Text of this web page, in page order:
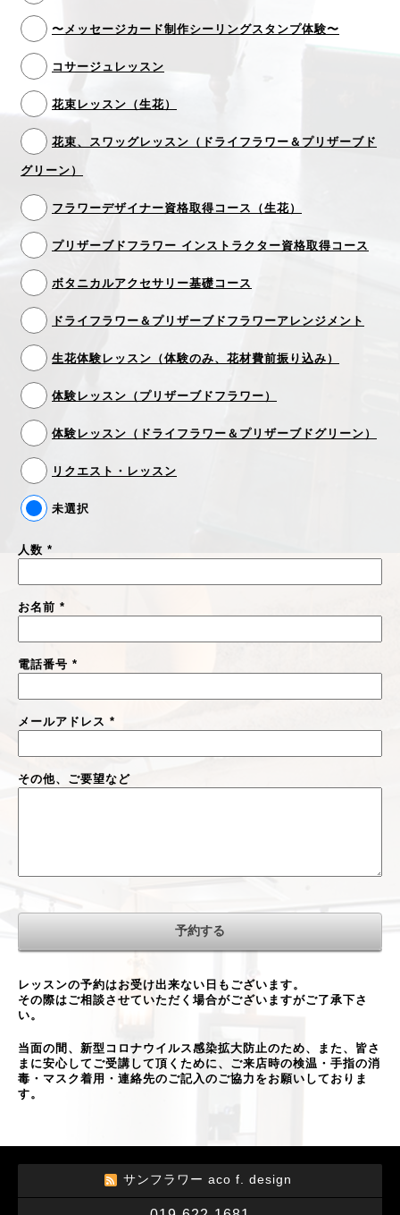
〜メッセージカード制作シーリングスタンプ体験〜
コサージュレッスン
花束レッスン（生花）
花束、スワッグレッスン（ドライフラワー＆プリザーブド
グリーン）
フラワーデザイナー資格取得コース（生花）
プリザーブドフラワー インストラクター資格取得コース
ボタニカルアクセサリー基礎コース
ドライフラワー＆プリザーブドフラワーアレンジメント
生花体験レッスン（体験のみ、花材費前振り込み）
体験レッスン（プリザーブドフラワー）
体験レッスン（ドライフラワー＆プリザーブドグリーン）
リクエスト・レッスン
未選択
人数 *
お名前 *
電話番号 *
メールアドレス *
その他、ご要望など
レッスンの予約はお受け出来ない日もございます。
その際はご相談させていただく場合がございますがご了承下さ
い。
当面の間、新型コロナウイルス感染拡大防止のため、また、皆さ
まに安心してご受講して頂くために、ご来店時の検温・手指の消
毒・マスク着用・連絡先のご記入のご協力をお願いしておりま
す。
サンフラワー aco f. design